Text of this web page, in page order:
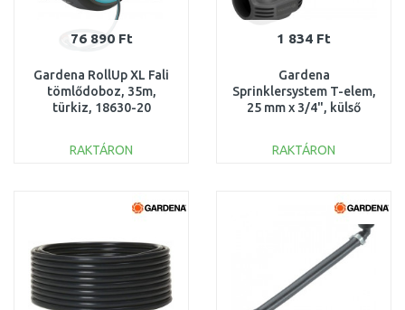
76 890 Ft
Gardena RollUp XL Fali
tömlődoboz, 35m,
türkiz, 18630-20
RAKTÁRON
Összehasonlítás
1 834 Ft
Gardena
Sprinklersystem T-elem,
25 mm x 3/4", külső
RAKTÁRON
Összehasonlítás